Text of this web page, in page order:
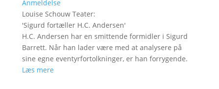
Anmeldelse
Louise Schouw Teater:
'Sigurd fortæller H.C. Andersen'
H.C. Andersen har en smittende formidler i Sigurd
Barrett. Når han lader være med at analysere på
sine egne eventyrfortolkninger, er han forrygende.
Læs mere